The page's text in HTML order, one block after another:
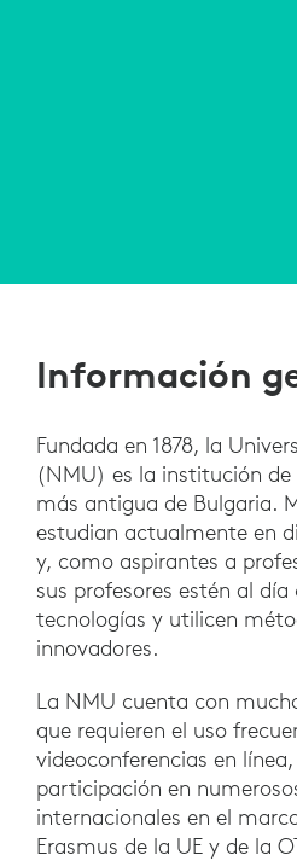
Información
Fundada en 1878, la
(NMU) es la institución de
más antigua de Bulgaria.
estudian actualmente en
y, como aspirantes a
sus profesores estén al día
tecnologías y utilicen
innovadores.
La NMU cuenta con
que requieren el uso
videoconferencias en
participación en
internacionales en el
Erasmus de la UE y de la